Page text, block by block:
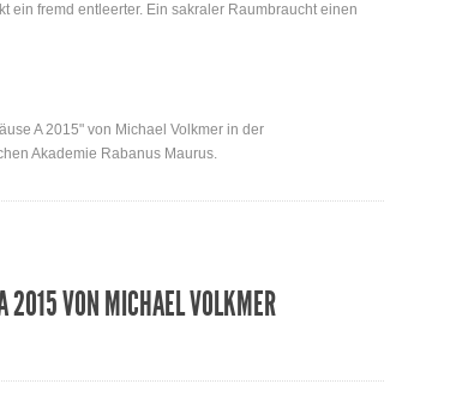
ein fremd entleerter. Ein sakraler Raumbraucht einen
A 2015" von Michael Volkmer in der
Akademie Rabanus Maurus.
2015 VON MICHAEL VOLKMER